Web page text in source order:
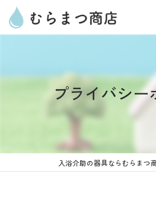
プライバシー
入浴介助の器具ならむらまつ